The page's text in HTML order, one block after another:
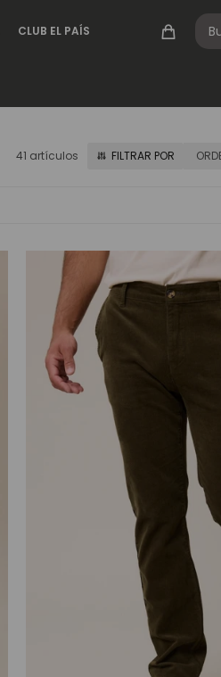
CLUB EL PAÍS
41 artículos